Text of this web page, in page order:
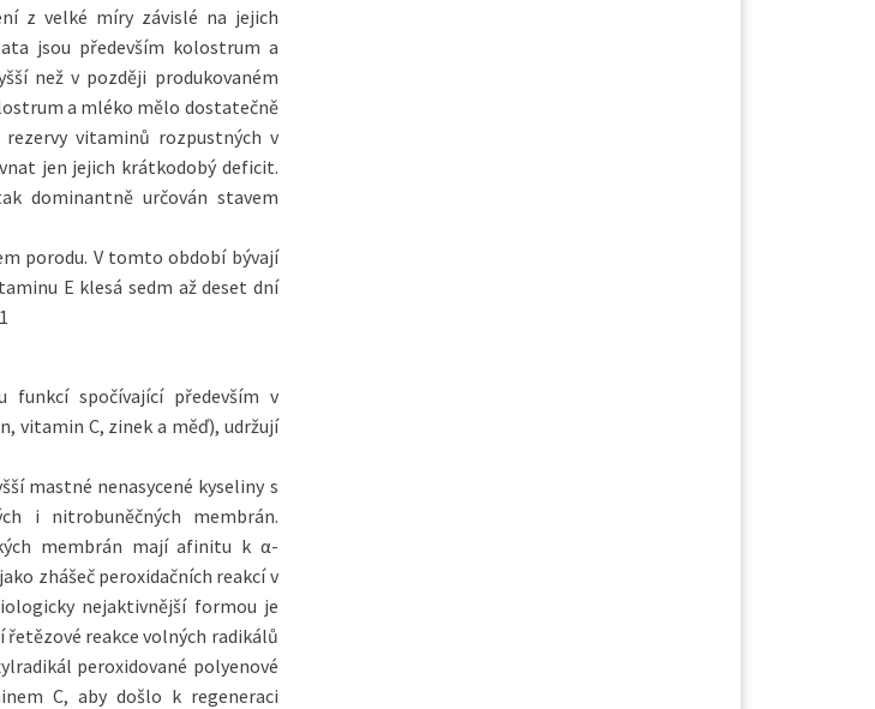
z velké míry závislé na jejich
jsou především kolostrum a
než v později produkovaném
a mléko mělo dostatečně
vitaminů rozpustných v
jen jejich krátkodobý deficit.
dominantně určován stavem
porodu. V tomto období bývají
E klesá sedm až deset dní
funkcí spočívající především v
vitamin C, zinek a měď), udržují
mastné nenasycené kyseliny s
i nitrobuněčných membrán.
membrán mají afinitu k α-
zhášeč peroxidačních reakcí v
nejaktivnější formou je
reakce volných radikálů
peroxidované polyenové
C, aby došlo k regeneraci